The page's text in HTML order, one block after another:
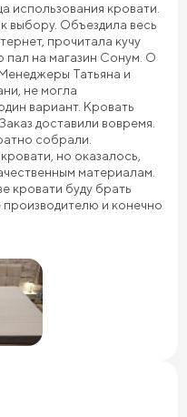
использования кровати.
выбору. Объездила весь
прочитала кучу
пал на магазин Сонум. О
Татьяна и
не могла
вариант. Кровать
доставили вовремя.
собрали.
но оказалось,
материалам.
кровати буду брать
и конечно